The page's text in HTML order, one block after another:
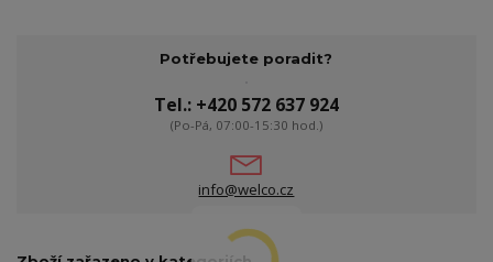
Potřebujete poradit?
Tel.: +420 572 637 924
(Po-Pá, 07:00-15:30 hod.)
info@welco.cz